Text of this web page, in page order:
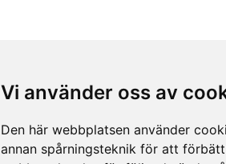
Vi använder oss av
Den här webbplatsen använder
annan spårningsteknik för att